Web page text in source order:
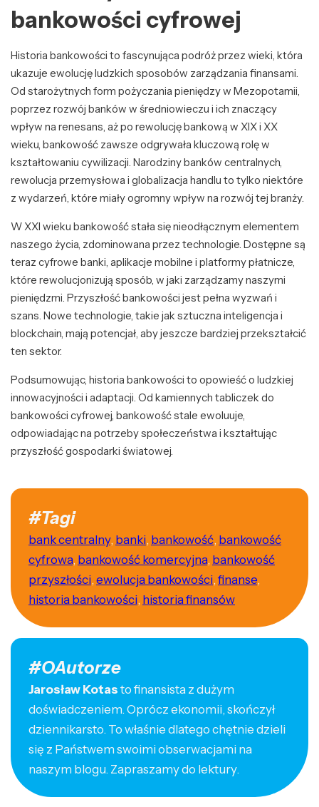
bankowości cyfrowej
Historia bankowości to fascynująca podróż przez wieki, która
ukazuje ewolucję ludzkich sposobów zarządzania finansami.
Od starożytnych form pożyczania pieniędzy w Mezopotamii,
poprzez rozwój banków w średniowieczu i ich znaczący
wpływ na renesans, aż po rewolucję bankową w XIX i XX
wieku, bankowość zawsze odgrywała kluczową rolę w
kształtowaniu cywilizacji. Narodziny banków centralnych,
rewolucja przemysłowa i globalizacja handlu to tylko niektóre
z wydarzeń, które miały ogromny wpływ na rozwój tej branży.
W XXI wieku bankowość stała się nieodłącznym elementem
naszego życia, zdominowana przez technologie. Dostępne są
teraz cyfrowe banki, aplikacje mobilne i platformy płatnicze,
które rewolucjonizują sposób, w jaki zarządzamy naszymi
pieniędzmi. Przyszłość bankowości jest pełna wyzwań i
szans. Nowe technologie, takie jak sztuczna inteligencja i
blockchain, mają potencjał, aby jeszcze bardziej przekształcić
ten sektor.
Podsumowując, historia bankowości to opowieść o ludzkiej
innowacyjności i adaptacji. Od kamiennych tabliczek do
bankowości cyfrowej, bankowość stale ewoluuje,
odpowiadając na potrzeby społeczeństwa i kształtując
przyszłość gospodarki światowej.
#Tagi
bank centralny, banki, bankowość, bankowość
cyfrowa, bankowość komercyjna, bankowość
przyszłości, ewolucja bankowości, finanse,
historia bankowości, historia finansów
#OAutorze
Jarosław Kotas to finansista z dużym
doświadczeniem. Oprócz ekonomii, skończył
dziennikarsto. To właśnie dlatego chętnie dzieli
się z Państwem swoimi obserwacjami na
naszym blogu. Zapraszamy do lektury.